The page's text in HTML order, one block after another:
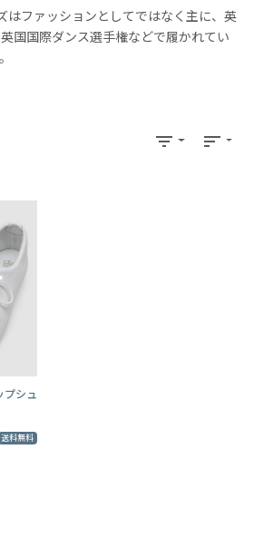
はファッションとしてではなく主に、英
国国際ダンス選手権などで履かれてい
filter_list sort
シュ
送料無料